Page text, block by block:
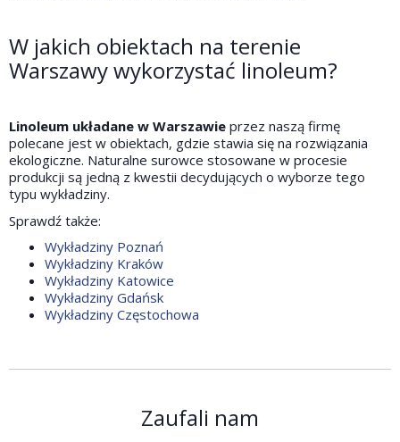
W jakich obiektach na terenie
Warszawy wykorzystać linoleum?
Linoleum układane w Warszawie przez naszą firmę
polecane jest w obiektach, gdzie stawia się na rozwiązania
ekologiczne. Naturalne surowce stosowane w procesie
produkcji są jedną z kwestii decydujących o wyborze tego
typu wykładziny.
Sprawdź także:
Wykładziny Poznań
Wykładziny Kraków
Wykładziny Katowice
Wykładziny Gdańsk
Wykładziny Częstochowa
Zaufali nam